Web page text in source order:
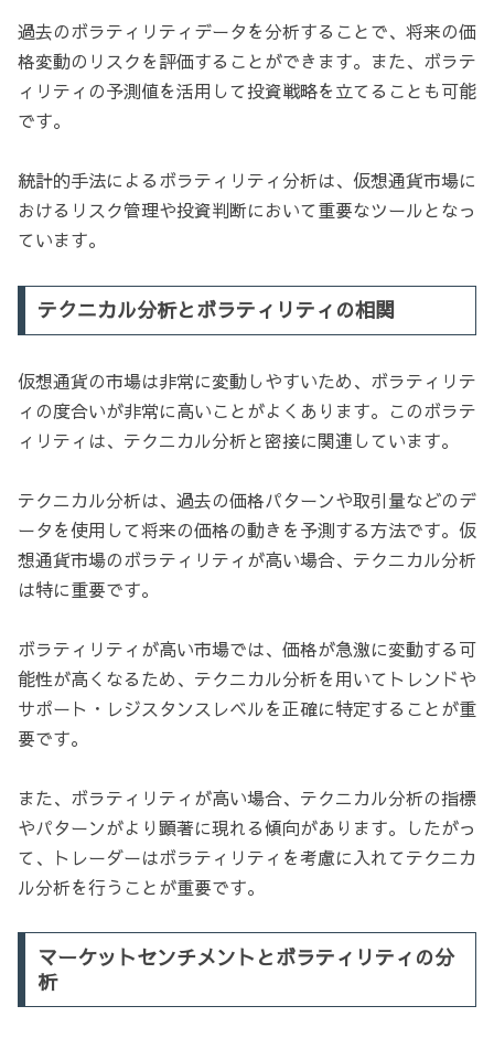
過去のボラティリティデータを分析することで、将来の価
格変動のリスクを評価することができます。また、ボラテ
ィリティの予測値を活用して投資戦略を立てることも可能
です。
統計的手法によるボラティリティ分析は、仮想通貨市場に
おけるリスク管理や投資判断において重要なツールとなっ
ています。
テクニカル分析とボラティリティの相関
仮想通貨の市場は非常に変動しやすいため、ボラティリテ
ィの度合いが非常に高いことがよくあります。このボラテ
ィリティは、テクニカル分析と密接に関連しています。
テクニカル分析は、過去の価格パターンや取引量などのデ
ータを使用して将来の価格の動きを予測する方法です。仮
想通貨市場のボラティリティが高い場合、テクニカル分析
は特に重要です。
ボラティリティが高い市場では、価格が急激に変動する可
能性が高くなるため、テクニカル分析を用いてトレンドや
サポート・レジスタンスレベルを正確に特定することが重
要です。
また、ボラティリティが高い場合、テクニカル分析の指標
やパターンがより顕著に現れる傾向があります。したがっ
て、トレーダーはボラティリティを考慮に入れてテクニカ
ル分析を行うことが重要です。
マーケットセンチメントとボラティリティの分
析